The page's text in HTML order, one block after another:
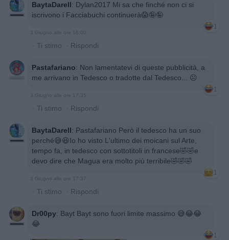
BaytaDarell: Dylan2017 Mi sa che finché non ci si
iscrivono i Facciabuchi continuerà😱🤪🤪
1
3 Giugno alle ore 16:00
· Ti stimo · Rispondi
Pastafariano: Non lamentatevi di queste pubblicità, a
me arrivano in Tedesco o tradotte dal Tedesco... ☹️
1
3 Giugno alle ore 17:35
· Ti stimo · Rispondi
BaytaDarell: Pastafariano Però il tedesco ha un suo
perché😅😆Io ho visto L'ultimo dei moicani sul Arte,
tempo fa, in tedesco con sottotitoli in francese🤣🤣e
devo dire che Magua era molto più terribile🤣🤣🤣
1
3 Giugno alle ore 17:37
· Ti stimo · Rispondi
Dr00py: Bayt Bayt sono fuori limite massimo 😅😂😂
😂
1